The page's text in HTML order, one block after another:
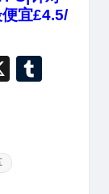
宜£4.5/
X